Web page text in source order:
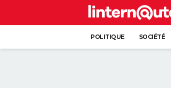
POLITIQUE SOCIÉTÉ